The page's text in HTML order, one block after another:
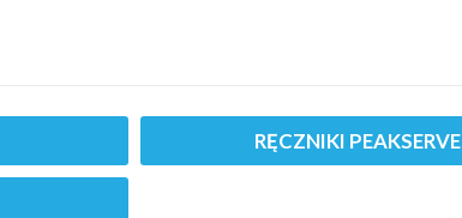
RĘCZNIKI PEAKSERVE